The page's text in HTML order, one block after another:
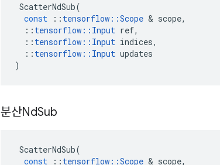
ScatterNdSub(
const
:: tensorflow ::Scope & scope,
:: tensorflow :: Input ref,
:: tensorflow :: Input indices,
:: tensorflow :: Input updates
)
분산NdSub
ScatterNdSub(
const
:: tensorflow ::Scope & scope,